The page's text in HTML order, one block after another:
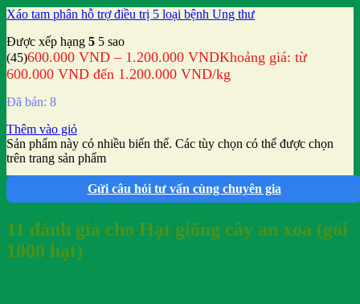
Xáo tam phân hỗ trợ điều trị 5 loại bệnh Ung thư
Được xếp hạng 5 5 sao
(45)600.000 VND – 1.200.000 VNDKhoảng giá: từ
600.000 VND đến 1.200.000 VND/kg
Đã bán: 8
Thêm vào giỏ
Sản phẩm này có nhiều biến thể. Các tùy chọn có thể được chọn
trên trang sản phẩm
Gửi câu hỏi tư vấn cùng chuyên gia
11 đánh giá cho Hạt giống cây an xoa (gói
1000 hạt)